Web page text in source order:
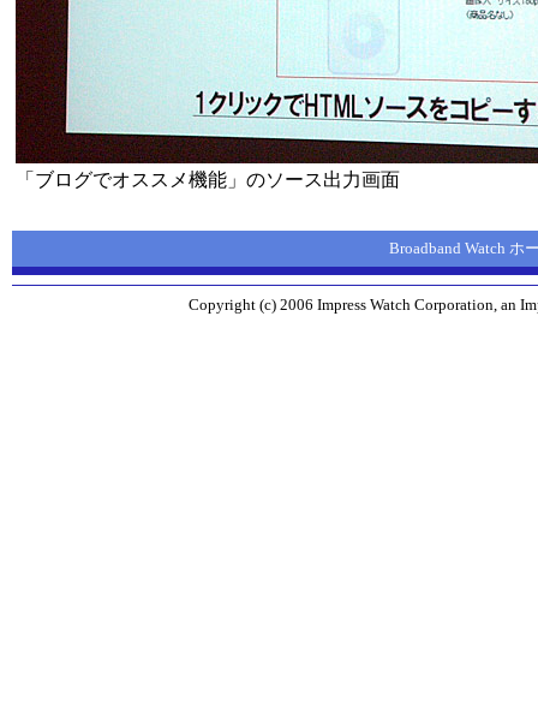
「ブログでオススメ機能」のソース出力画面
Broadband Watch ホ
Copyright (c) 2006 Impress Watch Corporation, an